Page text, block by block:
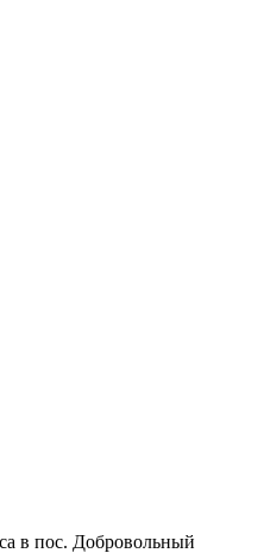
в пос. Добровольный